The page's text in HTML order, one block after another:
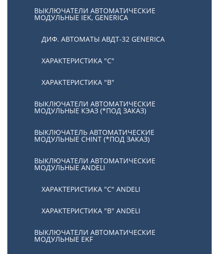
ВЫКЛЮЧАТЕЛИ АВТОМАТИЧЕСКИЕ
МОДУЛЬНЫЕ IEK, GENERICA
ДИФ. АВТОМАТЫ АВДТ-32 GENERICA
ХАРАКТЕРИСТИКА "С"
ХАРАКТЕРИСТИКА "В"
ВЫКЛЮЧАТЕЛИ АВТОМАТИЧЕСКИЕ
МОДУЛЬНЫЕ КЭАЗ (*ПОД ЗАКАЗ)
ВЫКЛЮЧАТЕЛЬ АВТОМАТИЧЕСКИЕ
МОДУЛЬНЫЕ CHINT (*ПОД ЗАКАЗ)
ВЫКЛЮЧАТЕЛИ АВТОМАТИЧЕСКИЕ
МОДУЛЬНЫЕ ANDELI
ХАРАКТЕРИСТИКА "C" ANDELI
ХАРАКТЕРИСТИКА "B" ANDELI
ВЫКЛЮЧАТЕЛИ АВТОМАТИЧЕСКИЕ
МОДУЛЬНЫЕ EKF